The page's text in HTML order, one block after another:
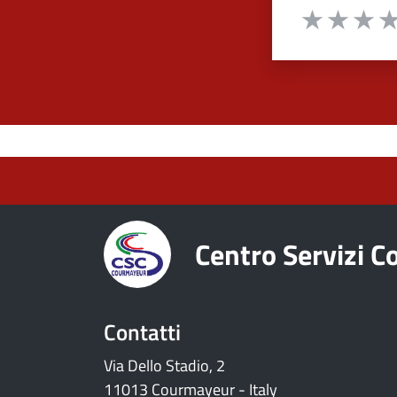
Valuta da 1 a
Centro Servizi
Contatti
Via Dello Stadio, 2
11013 Courmayeur - Italy